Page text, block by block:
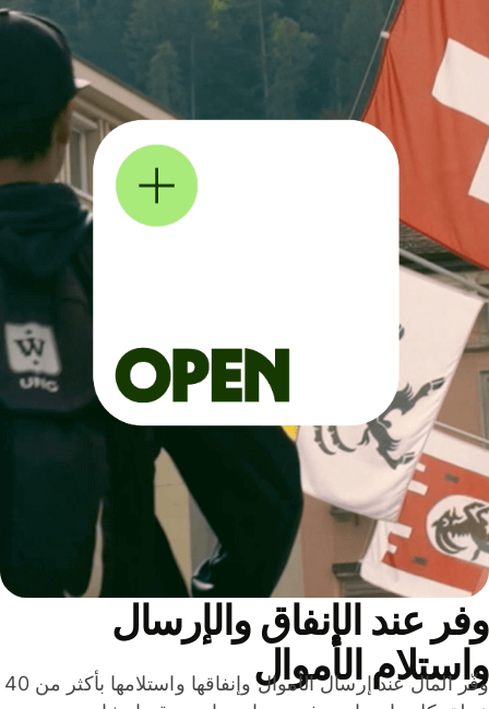
عند الإنفاق والإرسال
الأموال
وفّر المال عند إرسال الأموال وإنفاقها واستلامها بأكثر من 40